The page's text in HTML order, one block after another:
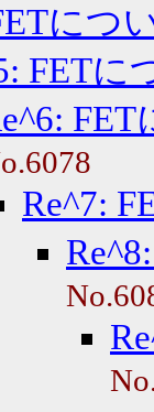
につ
FETに
Re^7: